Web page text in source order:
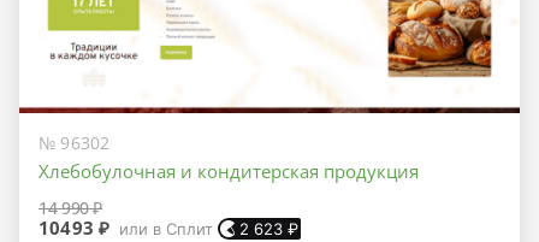
№ 96302
Хлебобулочная и кондитерская продукция
14 990 ₽
10493 ₽ или в Сплит 2 623 ₽